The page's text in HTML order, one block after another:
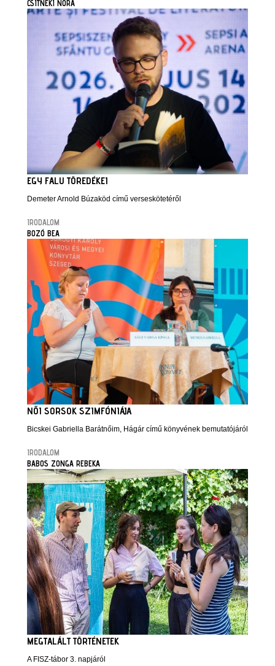
CSITNEKI NÓRA
EGY FALU TÖREDÉKEI
Demeter Arnold Búzaköd című verseskötetéről
IRODALOM
BOZÓ BEA
NŐI SORSOK SZIMFÓNIÁJA
Bicskei Gabriella Barátnőim, Hágár című könyvének bemutatójáról
IRODALOM
BABOS ZONGA REBEKA
MEGTALÁLT TÖRTÉNETEK
A FISZ-tábor 3. napjáról